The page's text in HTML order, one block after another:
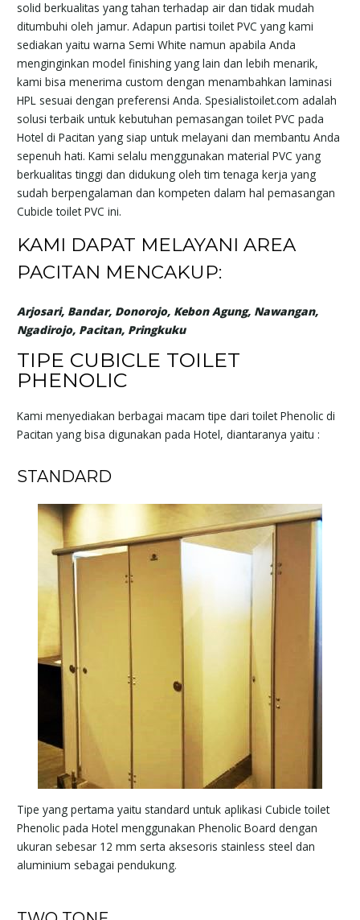
solid berkualitas yang tahan terhadap air dan tidak mudah
ditumbuhi oleh jamur. Adapun partisi toilet PVC yang kami
sediakan yaitu warna Semi White namun apabila Anda
menginginkan model finishing yang lain dan lebih menarik,
kami bisa menerima custom dengan menambahkan laminasi
HPL sesuai dengan preferensi Anda. Spesialistoilet.com adalah
solusi terbaik untuk kebutuhan pemasangan toilet PVC pada
Hotel di Pacitan yang siap untuk melayani dan membantu Anda
sepenuh hati. Kami selalu menggunakan material PVC yang
berkualitas tinggi dan didukung oleh tim tenaga kerja yang
sudah berpengalaman dan kompeten dalam hal pemasangan
Cubicle toilet PVC ini.
KAMI DAPAT MELAYANI AREA
PACITAN MENCAKUP:
Arjosari, Bandar, Donorojo, Kebon Agung, Nawangan,
Ngadirojo, Pacitan, Pringkuku
TIPE CUBICLE TOILET
PHENOLIC
Kami menyediakan berbagai macam tipe dari toilet Phenolic di
Pacitan yang bisa digunakan pada Hotel, diantaranya yaitu :
STANDARD
Tipe yang pertama yaitu standard untuk aplikasi Cubicle toilet
Phenolic pada Hotel menggunakan Phenolic Board dengan
ukuran sebesar 12 mm serta aksesoris stainless steel dan
aluminium sebagai pendukung.